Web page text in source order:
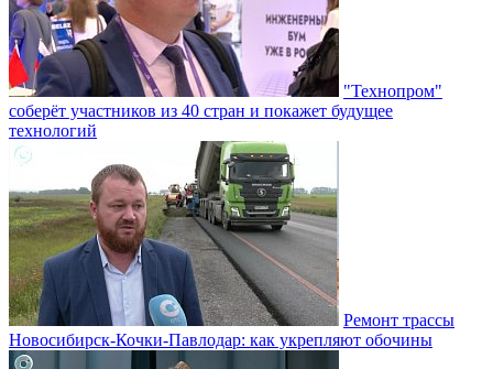
"Технопром"
соберёт участников из 40 стран и покажет будущее
технологий
Ремонт трассы
Новосибирск-Кочки-Павлодар: как укрепляют обочины